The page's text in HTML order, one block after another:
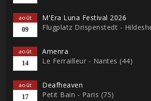
août
09
M'Era Luna Festival 2026
Flugplatz Drispenstedt -
août
14
Amenra
Le Ferrailleur - Nantes (44)
août
17
Deafheaven
Petit Bain - Paris (75)